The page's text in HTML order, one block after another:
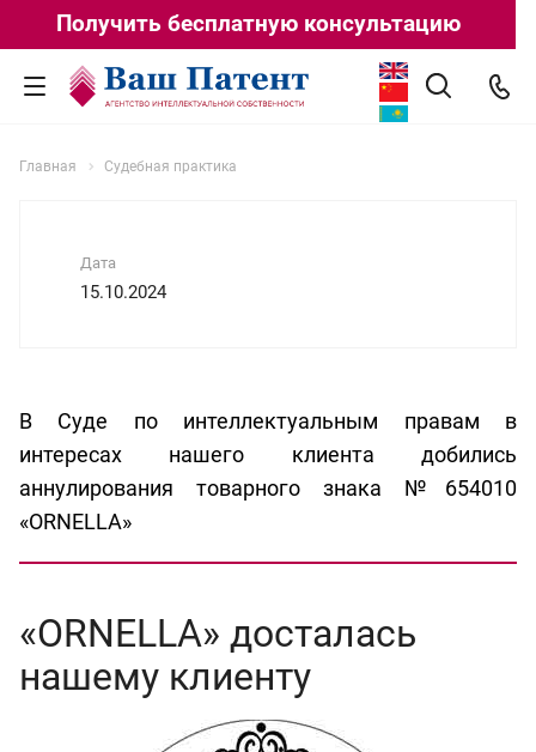
Получить бесплатную консультацию
Главная Судебная практика
Дата
15.10.2024
В Суде по интеллектуальным правам в
интересах нашего клиента добились
аннулирования товарного знака №654010
«ORNELLA»
«ORNELLA» досталась
нашему клиенту